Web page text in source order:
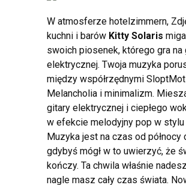
W atmosferze hotelzimmern,
kuchni i barów Kitty Solaris
swoich piosenek, którego gra na
elektrycznej. Twoja muzyka
między współrzędnymi
Melancholia i minimalizm.
gitary elektrycznej i ciepłego
w efekcie melodyjny pop w stylu
Muzyka jest na czas od północy
gdybyś mógł w to uwierzyć, że
kończy. Ta chwila właśnie
nagle masz cały czas świata.